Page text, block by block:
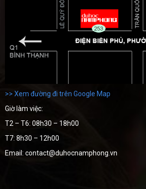
>> Xem đường đi trên Google Map
Giờ làm việc:
T2 – T6: 08h30 – 18h00
T7: 8h30 – 12h00
Email: contact@duhocnamphong.vn